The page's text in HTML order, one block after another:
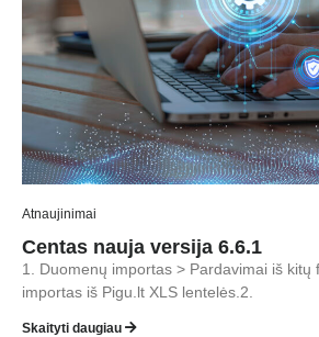
Atnaujinimai
Centas nauja versija 6.6.1
1. Duomenų importas > Pardavimai iš kitų
importas iš Pigu.lt XLS lentelės.2.
Skaityti daugiau